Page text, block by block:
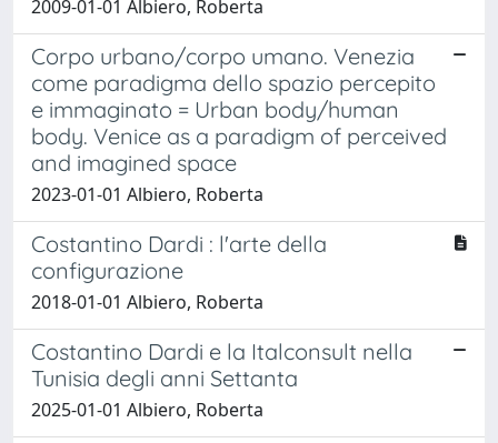
2009-01-01 Albiero, Roberta
Corpo urbano/corpo umano. Venezia
come paradigma dello spazio percepito
e immaginato = Urban body/human
body. Venice as a paradigm of perceived
and imagined space
2023-01-01 Albiero, Roberta
Costantino Dardi : l'arte della
configurazione
2018-01-01 Albiero, Roberta
Costantino Dardi e la Italconsult nella
Tunisia degli anni Settanta
2025-01-01 Albiero, Roberta